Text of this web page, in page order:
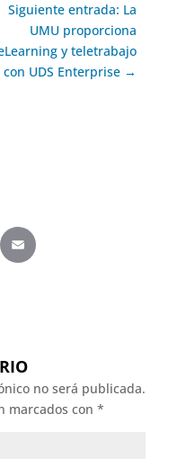
Siguiente entrada: La
UMU proporciona
y teletrabajo
con UDS Enterprise →
Facebook
no será publicada.
marcados con *